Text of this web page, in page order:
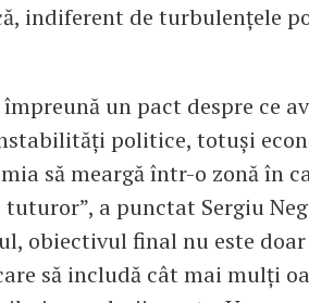
indiferent de turbulențele
împreună un pact despre ce
politice, totuși
să meargă într-o zonă în
a punctat Sergiu
obiectivul final nu este
să includă cât mai mulți